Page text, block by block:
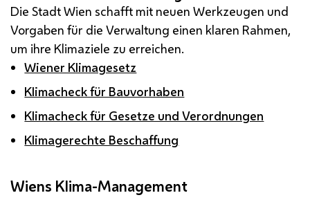
Die Stadt Wien schafft mit neuen Werkzeugen und
Vorgaben für die Verwaltung einen klaren Rahmen,
um ihre Klimaziele zu erreichen.
Wiener Klimagesetz
Klimacheck für Bauvorhaben
Klimacheck für Gesetze und Verordnungen
Klimagerechte Beschaffung
Wiens Klima-Management